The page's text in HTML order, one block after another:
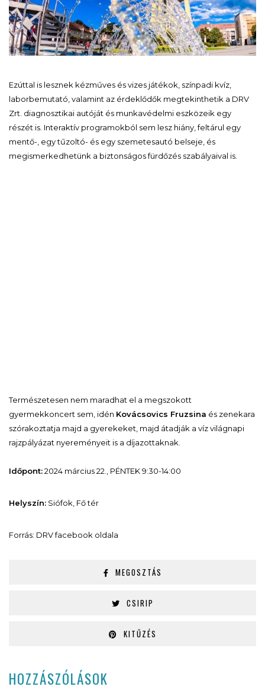
Ezúttal is lesznek kézműves és vizes játékok, színpadi kvíz,
laborbemutató, valamint az érdeklődők megtekinthetik a DRV
Zrt. diagnosztikai autóját és munkavédelmi eszközeik egy
részét is. Interaktív programokból sem lesz hiány, feltárul egy
mentő-, egy tűzoltó- és egy szemetesautó belseje, és
megismerkedhetünk a biztonságos fürdőzés szabályaival is.
Természetesen nem maradhat el a megszokott
gyermekkoncert sem, idén Kovácsovics Fruzsina és zenekara
szórakoztatja majd a gyerekeket, majd átadják a víz világnapi
rajzpályázat nyereményeit is a díjazottaknak.
Időpont:2024 március 22., PÉNTEK 9:30-14:00
Helyszín: Siófok, Fő tér
Forrás: DRV facebook oldala
MEGOSZTÁS
CSIRIP
KITŰZÉS
HOZZÁSZÓLÁSOK